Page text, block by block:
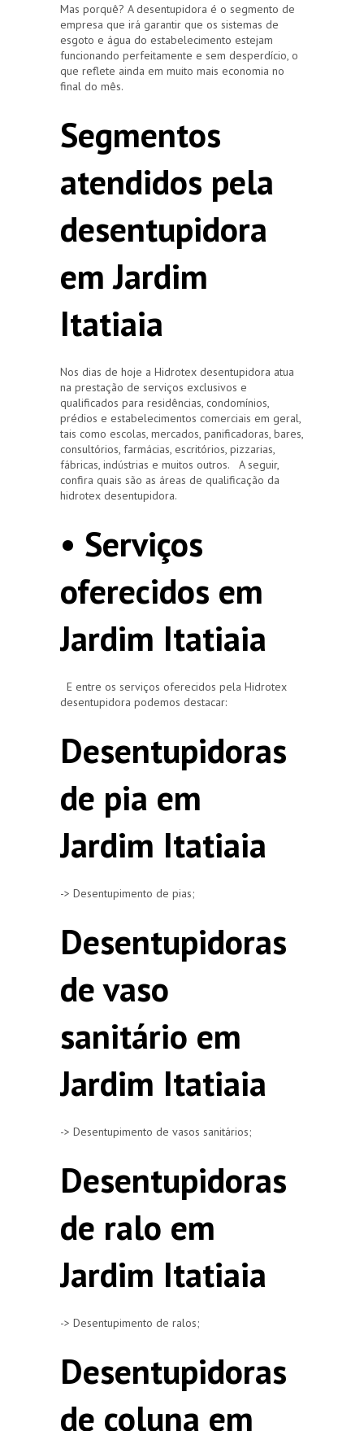
Mas porquê? A desentupidora é o segmento de
empresa que irá garantir que os sistemas de
esgoto e água do estabelecimento estejam
funcionando perfeitamente e sem desperdício, o
que reflete ainda em muito mais economia no
final do mês.
Segmentos
atendidos pela
desentupidora
em Jardim
Itatiaia
Nos dias de hoje a Hidrotex desentupidora atua
na prestação de serviços exclusivos e
qualificados para residências, condomínios,
prédios e estabelecimentos comerciais em geral,
tais como escolas, mercados, panificadoras, bares,
consultórios, farmácias, escritórios, pizzarias,
fábricas, indústrias e muitos outros. A seguir,
confira quais são as áreas de qualificação da
hidrotex desentupidora.
• Serviços
oferecidos em
Jardim Itatiaia
E entre os serviços oferecidos pela Hidrotex
desentupidora podemos destacar:
Desentupidoras
de pia em
Jardim Itatiaia
-> Desentupimento de pias;
Desentupidoras
de vaso
sanitário em
Jardim Itatiaia
-> Desentupimento de vasos sanitários;
Desentupidoras
de ralo em
Jardim Itatiaia
-> Desentupimento de ralos;
Desentupidoras
de coluna em